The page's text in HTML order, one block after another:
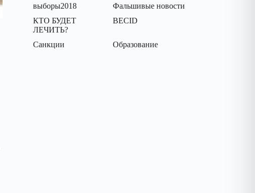
выборы2018
Фальшивые новости
КТО БУДЕТ
ЛЕЧИТЬ?
BECID
Санкции Oбразование